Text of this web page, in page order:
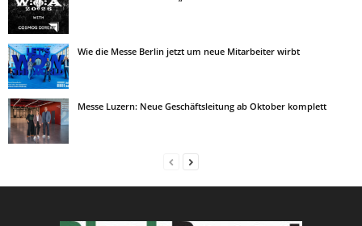
Wie die Messe Berlin jetzt um neue Mitarbeiter wirbt
Messe Luzern: Neue Geschäftsleitung ab Oktober komplett